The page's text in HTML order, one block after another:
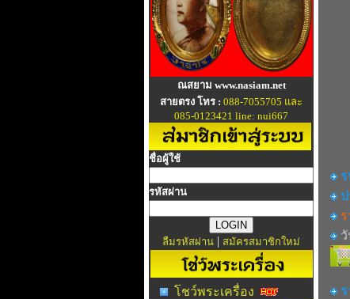
ณสยาม www.nasiam.net
สายตรง โทร : 088-7055705 และ
085-0123421 line: nui667
ชื่อผู้ใช้
รหัสผ่าน
ลืมรหัสผ่าน | สมัครสมาชิกใหม่
โชว์พระเครื่อง